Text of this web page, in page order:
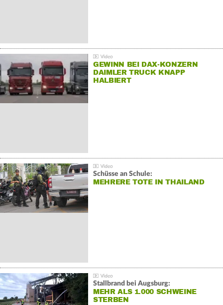
GEWINN BEI DAX-KONZERN
DAIMLER TRUCK KNAPP
HALBIERT
Schüsse an Schule:
MEHRERE TOTE IN THAILAND
Stallbrand bei Augsburg:
MEHR ALS 1.000 SCHWEINE
STERBEN